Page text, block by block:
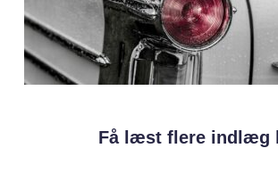
Få læst flere indlæg